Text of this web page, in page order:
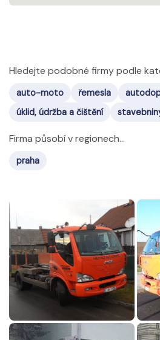
Hledejte podobné firmy podle
auto-moto řemesla
úklid, údržba a čištění
Firma působí v regionech...
praha